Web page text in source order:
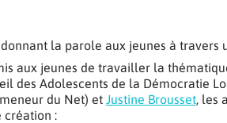
la parole aux jeunes à travers
aux jeunes de travailler la
des Adolescents de la Démocratie
du Net) et Justine Brousset, les
création :